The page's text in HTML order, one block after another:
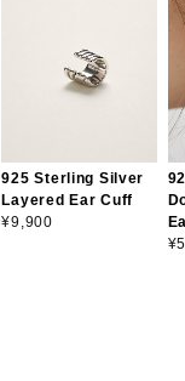
925 Sterling Silver
Layered Ear Cuff
¥9,900